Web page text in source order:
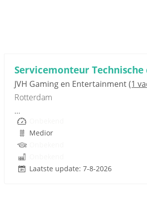
Servicemonteur Technische
JVH Gaming en Entertainment(1
Rotterdam
...
Medior
Laatste update: 7-8-2026